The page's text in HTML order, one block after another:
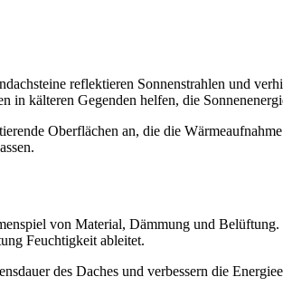
reflektieren Sonnenstrahlen und
kälteren Gegenden helfen, die
Oberflächen an, die die
von Material, Dämmung und
Feuchtigkeit ableitet.
des Daches und verbessern die